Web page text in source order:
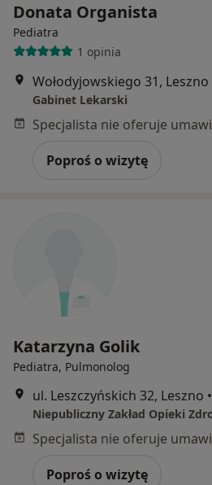
Donata Organista
Pediatra
1 opinia
Wołodyjowskiego 31, Leszno
Gabinet Lekarski
Poproś o wizytę
Katarzyna Golik
Pediatra, Pulmonolog
ul. Leszczyńskich 32, Leszno •
Poproś o wizytę